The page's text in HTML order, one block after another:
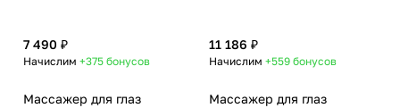
7 490 ₽
Начислим +375 бонусов
Массажер для глаз
11 186 ₽
Начислим +559 бонусов
Массажер для глаз